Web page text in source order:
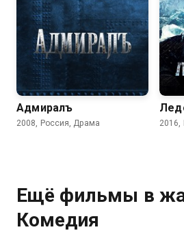
Адмиралъ
2008, Россия, Драма 2016,
Ещё фильмы в
Комедия